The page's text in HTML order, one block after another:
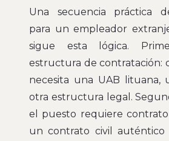
Una secuencia práctica
para un empleador
sigue esta lógica.
estructura de contratación:
necesita una UAB lituana,
otra estructura legal.
el puesto requiere
un contrato civil auténtico